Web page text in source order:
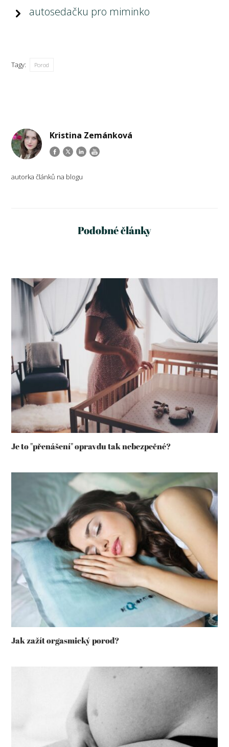
autosedačku pro miminko
Tagy: Porod
Kristina Zemánková
autorka článků na blogu
Podobné články
Je to "přenášení" opravdu tak nebezpečné?
Jak zažít orgasmický porod?